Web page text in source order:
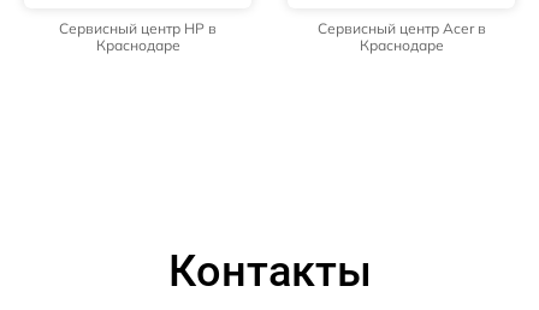
Сервисный центр HP в
Краснодаре
Сервисный центр Acer в
Краснодаре
Контакты